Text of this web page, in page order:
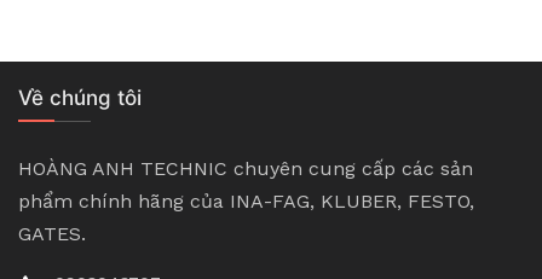
Về chúng tôi
HOÀNG ANH TECHNIC chuyên cung cấp các sản
phẩm chính hãng của INA-FAG, KLUBER, FESTO,
GATES.